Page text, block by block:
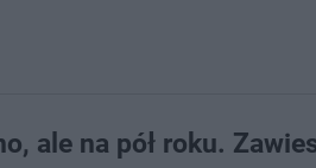
ale na pół roku.